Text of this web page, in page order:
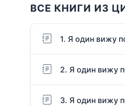
ВСЕ КНИГИ ИЗ
1. Я один вижу
2. Я один вижу
3. Я один вижу